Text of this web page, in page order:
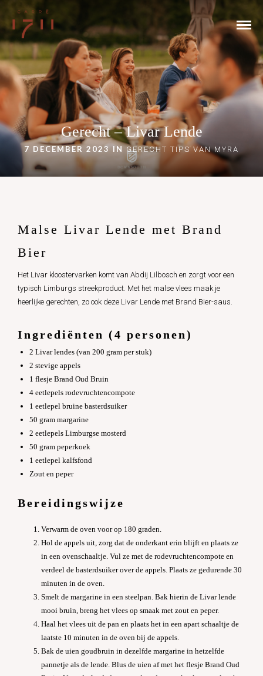
Gerecht – Livar Lende
7 DECEMBER 2023 IN GERECHT TIPS VAN MYRA
Malse Livar Lende met Brand
Bier
Het Livar kloostervarken komt van Abdij Lilbosch en zorgt voor een
typisch Limburgs streekproduct. Met het malse vlees maak je
heerlijke gerechten, zo ook deze Livar Lende met Brand Bier-saus.
Ingrediënten (4 personen)
2 Livar lendes (van 200 gram per stuk)
2 stevige appels
1 flesje Brand Oud Bruin
4 eetlepels rodevruchtencompote
1 eetlepel bruine basterdsuiker
50 gram margarine
2 eetlepels Limburgse mosterd
50 gram peperkoek
1 eetlepel kalfsfond
Zout en peper
Bereidingswijze
Verwarm de oven voor op 180 graden.
Hol de appels uit, zorg dat de onderkant erin blijft en plaats ze
in een ovenschaaltje. Vul ze met de rodevruchtencompote en
verdeel de basterdsuiker over de appels. Plaats ze gedurende 30
minuten in de oven.
Smelt de margarine in een steelpan. Bak hierin de Livar lende
mooi bruin, breng het vlees op smaak met zout en peper.
Haal het vlees uit de pan en plaats het in een apart schaaltje de
laatste 10 minuten in de oven bij de appels.
Bak de uien goudbruin in dezelfde margarine in hetzelfde
pannetje als de lende. Blus de uien af met het flesje Brand Oud